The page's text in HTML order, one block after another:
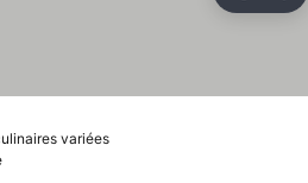
variéesConsulter les prix